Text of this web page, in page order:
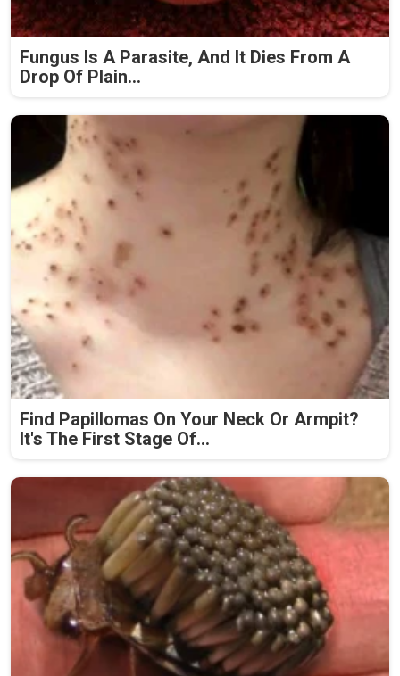
Fungus Is A Parasite, And It Dies From A
Drop Of Plain...
Find Papillomas On Your Neck Or Armpit?
It's The First Stage Of...